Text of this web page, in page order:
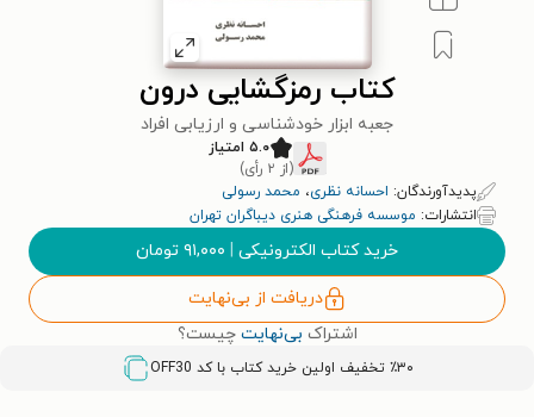
کتاب رمزگشایی درون
جعبه ابزار خودشناسی و ارزیابی افراد
۵.۰ امتیاز
(از ۲ رأی)
پدیدآورندگان: احسانه نظری، محمد رسولی
انتشارات: موسسه فرهنگی هنری دیباگران تهران
خرید کتاب الکترونیکی | ۹۱,۰۰۰ تومان
دریافت از بی‌نهایت
اشتراک بی‌نهایت چیست؟
٪۳۰ تخفیف اولین خرید کتاب با کد OFF30